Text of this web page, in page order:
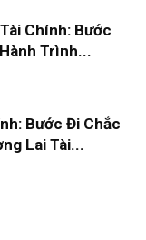
Chính: Bước
Trình...
Bước Đi Chắc
Lai Tài...